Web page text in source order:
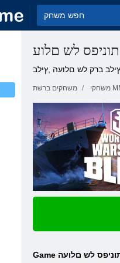
לש םלוע
ברק לש םלועה ,ץילב
משחקים ברשת